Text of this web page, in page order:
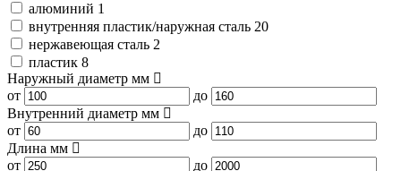
алюминий 1
внутренняя пластик/наружная сталь 20
нержавеющая сталь 2
пластик 8
Наружный диаметр мм
от
до
Внутренний диаметр мм
от
до
Длина мм
от
до